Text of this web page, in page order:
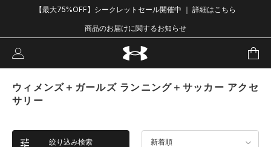
【最大75%OFF】シークレットセール開催中 ｜ 詳細はこちら
商品のお届けに関するお知らせ
ウィメンズ＋ガールズ ランニング＋サッカー アクセ
サリー
絞り込み検索 新着順